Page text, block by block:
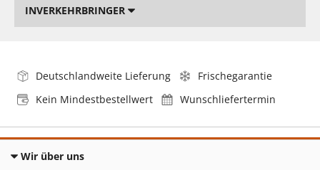
INVERKEHRBRINGER
Deutschlandweite Lieferung
Frischegarantie
Kein Mindestbestellwert
Wunschliefertermin
Wir über uns